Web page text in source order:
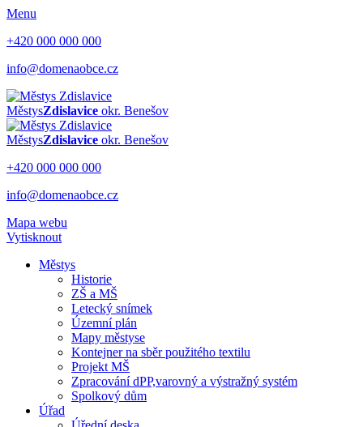
Menu
+420 000 000 000
info@domenaobce.cz
MěstysZdislavice okr. Benešov
MěstysZdislavice okr. Benešov
+420 000 000 000
info@domenaobce.cz
Mapa webu
Vytisknout
Městys
Historie
ZŠ a MŠ
Letecký snímek
Územní plán
Mapy městyse
Kontejner na sběr použitého textilu
Projekt MŠ
Zpracování dPP,varovný a výstražný systém
Spolkový dům
Úřad